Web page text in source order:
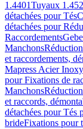
1.4401Tuyaux
détachées pour Tés
détachées pour
Raccordements
Manchons
et raccordements,
Mapress Acier
pour Fixations de
Manchons
et raccords,
détachées pour Tés
brideFixations pour